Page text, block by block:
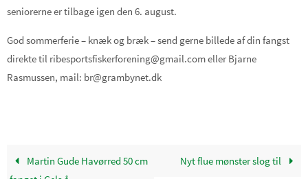
seniorerne er tilbage igen den 6. august.
God sommerferie – knæk og bræk – send gerne billede af din fangst
direkte til ribesportsfiskerforening@gmail.com eller Bjarne
Rasmussen, mail: br@grambynet.dk
Martin Gude Havørred 50 cm
Nyt flue mønster slog til